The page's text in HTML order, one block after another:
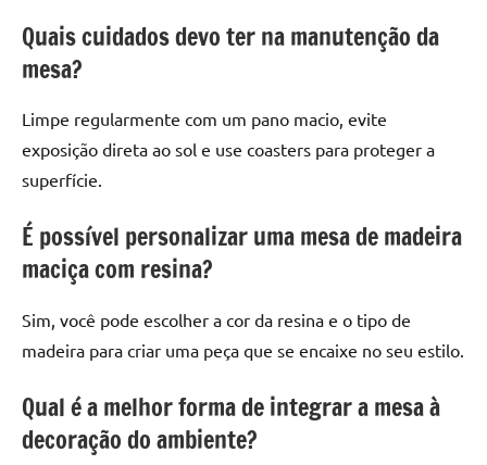
Quais cuidados devo ter na manutenção da
mesa?
Limpe regularmente com um pano macio, evite
exposição direta ao sol e use coasters para proteger a
superfície.
É possível personalizar uma mesa de madeira
maciça com resina?
Sim, você pode escolher a cor da resina e o tipo de
madeira para criar uma peça que se encaixe no seu estilo.
Qual é a melhor forma de integrar a mesa à
decoração do ambiente?